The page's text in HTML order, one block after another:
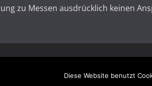
zu Messen ausdrücklich keinen
Diese Website benutzt